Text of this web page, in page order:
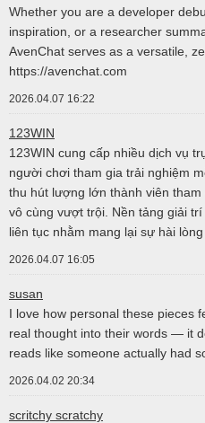
Whether you are a developer
inspiration, or a researcher
AvenChat serves as a versatile,
https://avenchat.com
2026.04.07 16:22
123WIN
123WIN cung cấp nhiều dịch vụ
người chơi tham gia trải nghiệm
thu hút lượng lớn thành viên
vô cùng vượt trội. Nền tảng giải
liên tục nhằm mang lại sự hài
2026.04.07 16:05
susan
I love how personal these pieces
real thought into their words — it
reads like someone actually had
2026.04.02 20:34
scritchy scratchy